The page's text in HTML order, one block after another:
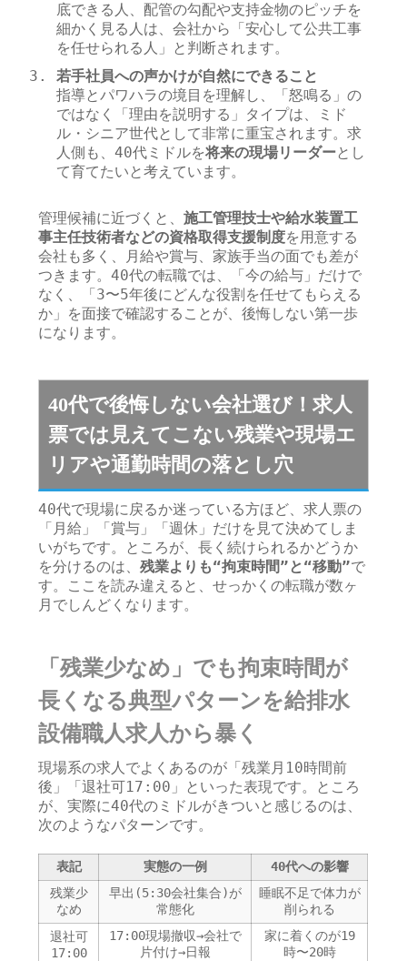
底できる人、配管の勾配や支持金物のピッチを
細かく見る人は、会社から「安心して公共工事
を任せられる人」と判断されます。
若手社員への声かけが自然にできること
指導とパワハラの境目を理解し、「怒鳴る」の
ではなく「理由を説明する」タイプは、ミド
ル・シニア世代として非常に重宝されます。求
人側も、40代ミドルを将来の現場リーダーとし
て育てたいと考えています。
管理候補に近づくと、施工管理技士や給水装置工
事主任技術者などの資格取得支援制度を用意する
会社も多く、月給や賞与、家族手当の面でも差が
つきます。40代の転職では、「今の給与」だけで
なく、「3〜5年後にどんな役割を任せてもらえる
か」を面接で確認することが、後悔しない第一歩
になります。
40代で後悔しない会社選び！求人
票では見えてこない残業や現場エ
リアや通勤時間の落とし穴
40代で現場に戻るか迷っている方ほど、求人票の
「月給」「賞与」「週休」だけを見て決めてしま
いがちです。ところが、長く続けられるかどうか
を分けるのは、残業よりも“拘束時間”と“移動”で
す。ここを読み違えると、せっかくの転職が数ヶ
月でしんどくなります。
「残業少なめ」でも拘束時間が
長くなる典型パターンを給排水
設備職人求人から暴く
現場系の求人でよくあるのが「残業月10時間前
後」「退社可17:00」といった表現です。ところ
が、実際に40代のミドルがきついと感じるのは、
次のようなパターンです。
表記 実態の一例
40代への影響
残業少
なめ
早出(5:30会社集合)が
常態化
睡眠不足で体力が
削られる
退社可
17:00
17:00現場撤収→会社で
片付け→日報
家に着くのが19
時〜20時